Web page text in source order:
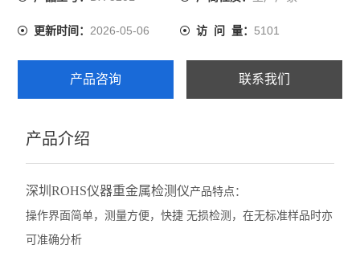
更新时间：2026-05-06 访 问 量： 5101
产品咨询 联系我们
产品介绍
深圳ROHS仪器重金属检测仪产品特点：
操作界面简单，测量方便，快捷 无损检测，在无标准样品时亦
可准确分析